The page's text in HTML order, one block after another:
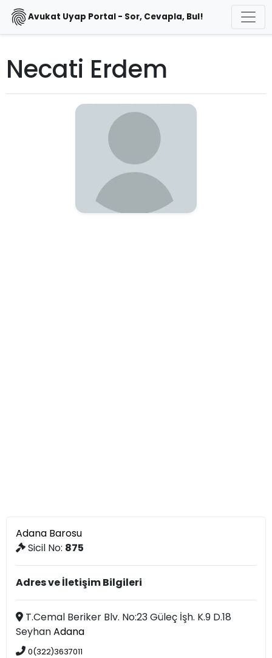
Avukat Uyap Portal - Sor, Cevapla, Bul!
Necati Erdem
Adana Barosu
Sicil No: 875
Adres ve İletişim Bilgileri
T.Cemal Beriker Blv. No:23 Güleç İşh. K.9 D.18
SeyhanAdana
0(322)3637011